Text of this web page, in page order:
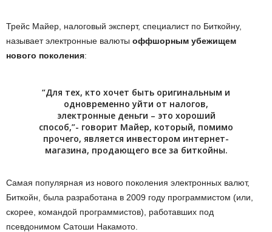
Трейс Майер, налоговый эксперт, специалист по Биткойну,
называет электронные валюты оффшорным убежищем
нового поколения:
“Для тех, кто хочет быть оригинальным и
одновременно уйти от налогов,
электронные деньги – это хороший
способ,”- говорит Майер, который, помимо
прочего, является инвестором интернет-
магазина, продающего все за биткойны.
Самая популярная из нового поколения электронных валют,
Биткойн, была разработана в 2009 году программистом (или,
скорее, командой программистов), работавших под
псевдонимом Сатоши Накамото.